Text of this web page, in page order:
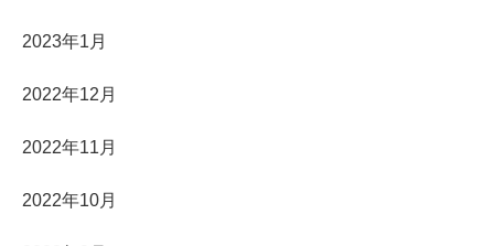
2023年1月
2022年12月
2022年11月
2022年10月